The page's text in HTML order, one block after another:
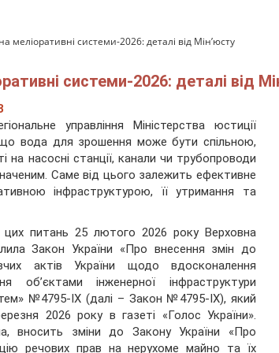
меліоративні системи-2026: деталі від Мінʼюсту
системи-2026: деталі від
управління Міністерства юстиції
що вода для зрошення може бути спільною,
на насосні станції, канали чи трубопроводи
Саме від цього залежить ефективне
інфраструктурою, її утримання та
цих питань 25 лютого 2026 року Верховна
Закон України «Про внесення змін до
актів України щодо вдосконалення
об’єктами інженерної інфраструктури
№4795-IX (далі – Закон №4795-IX), який
2026 року в газеті «Голос України».
вносить зміни до Закону України «Про
речових прав на нерухоме майно та їх